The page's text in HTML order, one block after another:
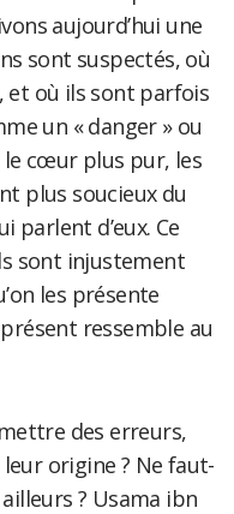
aujourd’hui une
sont suspectés, où
et où ils sont parfois
un « danger » ou
le cœur plus pur, les
plus soucieux du
parlent d’eux. Ce
sont injustement
les présente
ressemble au
des erreurs,
origine ? Ne faut-
? Usama ibn